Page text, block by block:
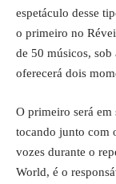
espetáculo desse
o primeiro no
de 50 músicos,
oferecerá dois
O primeiro será em
tocando junto com
vozes durante o
World, é o